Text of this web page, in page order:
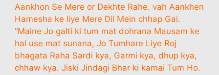
Aankhon Se Mere or Dekhte Rahe. vah Aankhen
Hamesha ke liye Mere Dil Mein chhap Gai.
“Maine Jo galti ki tum mat dohrana Mausam ke
hal use mat sunana, Jo Tumhare Liye Roj
bhagata Raha Sardi kya, Garmi kya, dhup kya,
chhaw kya. Jiski Jindagi Bhar ki kamai Tum Ho.